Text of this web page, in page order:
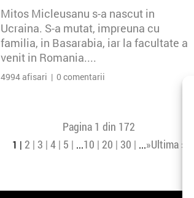
Mitos Micleusanu s-a nascut in
Ucraina. S-a mutat, impreuna cu
familia, in Basarabia, iar la facultate a
venit in Romania....
4994 afisari | 0 comentarii
Pagina 1 din 172
1 2 3 4 5 ...10 20 30 ...»Ultima »